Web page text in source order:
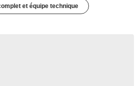
et équipe technique